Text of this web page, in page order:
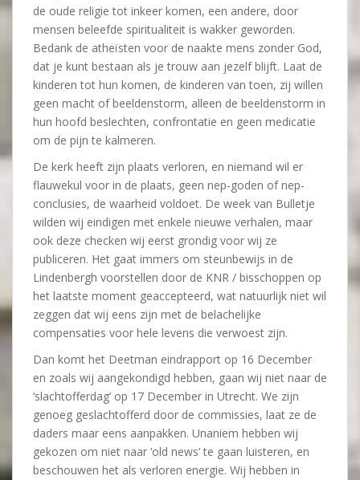
de oude religie tot inkeer komen, een andere, door
mensen beleefde spiritualiteit is wakker geworden.
Bedank de atheïsten voor de naakte mens zonder God,
dat je kunt bestaan als je trouw aan jezelf blijft. Laat de
kinderen tot hun komen, de kinderen van toen, zij willen
geen macht of beeldenstorm, alleen de beeldenstorm in
hun hoofd beslechten, confrontatie en geen medicatie
om de pijn te kalmeren.
De kerk heeft zijn plaats verloren, en niemand wil er
flauwekul voor in de plaats, geen nep-goden of nep-
conclusies, de waarheid voldoet. De week van Bulletje
wilden wij eindigen met enkele nieuwe verhalen, maar
ook deze checken wij eerst grondig voor wij ze
publiceren. Het gaat immers om steunbewijs in de
Lindenbergh voorstellen door de KNR / bisschoppen op
het laatste moment geaccepteerd, wat natuurlijk niet wil
zeggen dat wij eens zijn met de belachelijke
compensaties voor hele levens die verwoest zijn.
Dan komt het Deetman eindrapport op 16 December
en zoals wij aangekondigd hebben, gaan wij niet naar de
‘slachtofferdag’ op 17 December in Utrecht. We zijn
genoeg geslachtofferd door de commissies, laat ze de
daders maar eens aanpakken. Unaniem hebben wij
gekozen om niet naar ‘old news’ te gaan luisteren, en
beschouwen het als verloren energie. Wij hebben in